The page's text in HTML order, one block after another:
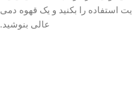
استفاده را بکنید و یک قهوه دمی
عالی بنوشید.